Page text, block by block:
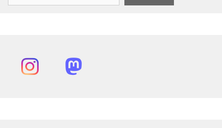
InstagramMastodon